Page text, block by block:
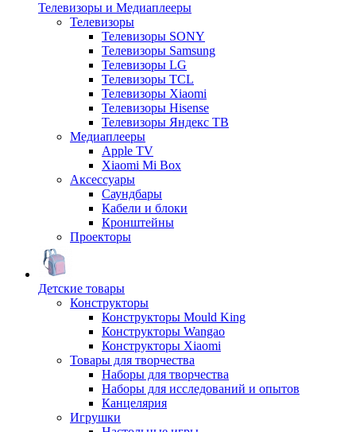
Телевизоры и Медиаплееры
Телевизоры
Телевизоры SONY
Телевизоры Samsung
Телевизоры LG
Телевизоры TCL
Телевизоры Xiaomi
Телевизоры Hisense
Телевизоры Яндекс ТВ
Медиаплееры
Apple TV
Xiaomi Mi Box
Аксессуары
Саундбары
Кабели и блоки
Кронштейны
Проекторы
Детские товары
Конструкторы
Конструкторы Mould King
Конструкторы Wangao
Конструкторы Xiaomi
Товары для творчества
Наборы для творчества
Наборы для исследований и опытов
Канцелярия
Игрушки